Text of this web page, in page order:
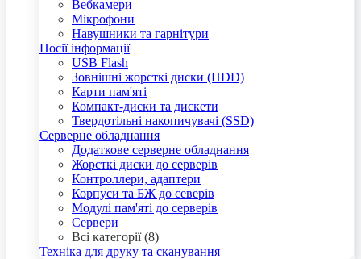
Вебкамери
Мікрофони
Навушники та гарнітури
Носії інформації
USB Flash
Зовнішні жорсткі диски (HDD)
Карти пам'яті
Компакт-диски та дискети
Твердотільні накопичувачі (SSD)
Серверне обладнання
Додаткове серверне обладнання
Жорсткі диски до серверів
Контроллери, адаптери
Корпуси та БЖ до северів
Модулі пам'яті до серверів
Сервери
Всі категорії (8)
Техніка для друку та сканування